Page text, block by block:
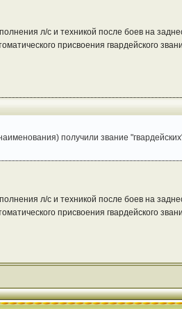
л/с и техникой после боев на
присвоения гвардейского
получили звание
л/с и техникой после боев на
присвоения гвардейского